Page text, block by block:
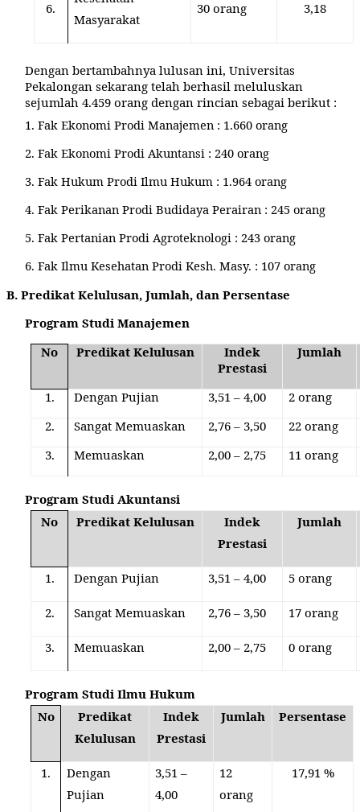
6.
Masyarakat
30 orang 3,18
Dengan bertambahnya lulusan ini, Universitas
Pekalongan sekarang telah berhasil meluluskan
sejumlah 4.459orang dengan rincian sebagai berikut :
1. Fak Ekonomi Prodi Manajemen : 1.660 orang
2. Fak Ekonomi Prodi Akuntansi : 240 orang
3. Fak Hukum Prodi Ilmu Hukum : 1.964 orang
4. Fak Perikanan Prodi Budidaya Perairan : 245 orang
5. Fak Pertanian Prodi Agroteknologi : 243 orang
6. Fak Ilmu Kesehatan Prodi Kesh. Masy. : 107 orang
B. Predikat Kelulusan, Jumlah, dan Persentase
Program Studi Manajemen
No
Predikat Kelulusan
Indek
Prestasi
Jumlah
1. Dengan Pujian 3,51 – 4,00
2 orang
2.
Sangat Memuaskan 2,76 – 3,50
22 orang
3.
Memuaskan 2,00 – 2,75 11 orang
Program Studi Akuntansi
No
Predikat Kelulusan
Indek
Prestasi
Jumlah
1. Dengan Pujian 3,51 – 4,00 5 orang
2. Sangat Memuaskan 2,76 – 3,50 17 orang
3. Memuaskan 2,00 – 2,75 0 orang
Program Studi Ilmu Hukum
No
Predikat
Kelulusan
Indek
Prestasi
Jumlah Persentase
1.
Dengan
Pujian
3,51 –
4,00
12
orang
17,91 %